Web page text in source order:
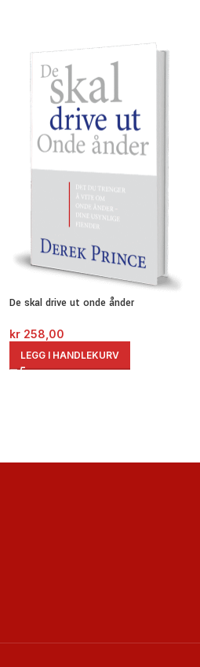
De skal drive ut onde ånder
kr 258,00
LEGG I HANDLEKURV